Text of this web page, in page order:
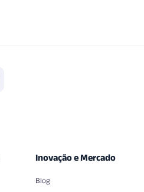
Inovação e Mercado
Blog